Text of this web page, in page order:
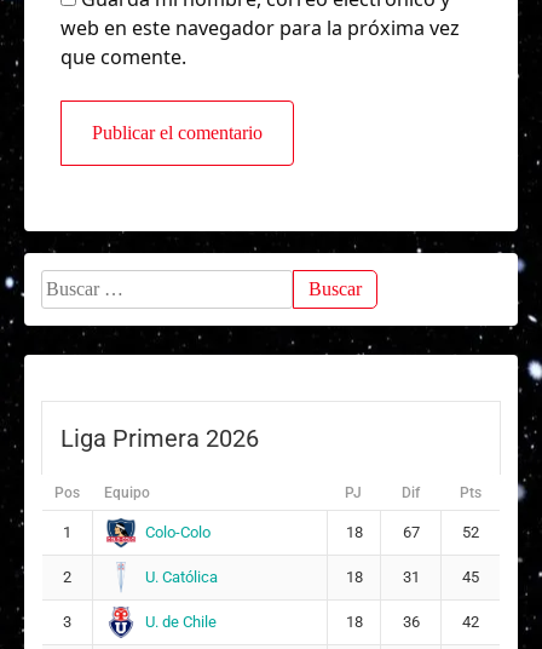
web en este navegador para la próxima vez
que comente.
Buscar:
Liga Primera 2026
Pos Equipo PJ Dif Pts
1 Colo-Colo 18 67 52
2 U. Católica 18 31 45
3 U. de Chile 18 36 42